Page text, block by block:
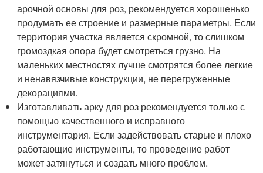
арочной основы для роз, рекомендуется хорошенько
продумать ее строение и размерные параметры. Если
территория участка является скромной, то слишком
громоздкая опора будет смотреться грузно. На
маленьких местностях лучше смотрятся более легкие
и ненавязчивые конструкции, не перегруженные
декорациями.
Изготавливать арку для роз рекомендуется только с
помощью качественного и исправного
инструментария. Если задействовать старые и плохо
работающие инструменты, то проведение работ
может затянуться и создать много проблем.